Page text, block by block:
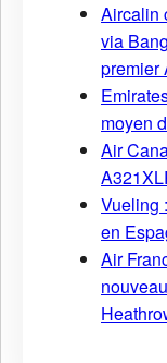
Aircalin
via
premier
moyen
Air
Vueling
en
Air